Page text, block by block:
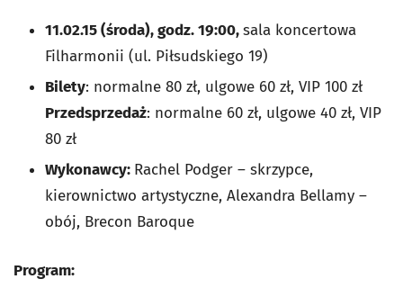
11.02.15 (środa), godz. 19:00,sala koncertowa
Filharmonii (ul. Piłsudskiego 19)
Bilety: normalne 80 zł, ulgowe 60 zł, VIP 100 zł
Przedsprzedaż: normalne 60 zł, ulgowe 40 zł, VIP
80 zł
Wykonawcy: Rachel Podger – skrzypce,
kierownictwo artystyczne, Alexandra Bellamy –
obój, Brecon Baroque
Program: